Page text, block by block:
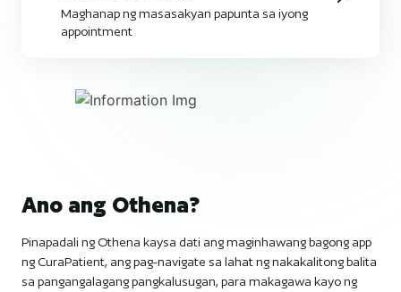
Maghanap ng masasakyan papunta sa iyong
appointment
Ano ang Othena?
Pinapadali ng Othena kaysa dati ang maginhawang bagong app
ng CuraPatient, ang pag-navigate sa lahat ng nakakalitong balita
sa pangangalagang pangkalusugan, para makagawa kayo ng